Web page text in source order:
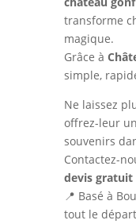
transforme
magique.
Grâce à
simple,
Ne laissez
offrez-leur
souvenirs
Contactez-
devis gratuit
📍 Basé à
tout le